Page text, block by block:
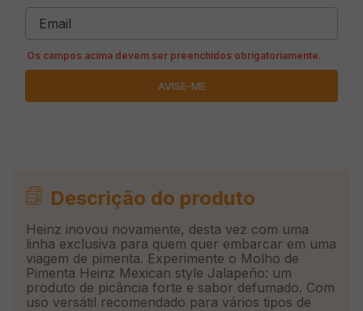
Descrição do produto
Heinz inovou novamente, desta vez com uma
linha exclusiva para quem quer embarcar em uma
viagem de pimenta. Experimente o Molho de
Pimenta Heinz Mexican style Jalapeño: um
produto de picância forte e sabor defumado. Com
uso versátil recomendado para vários tipos de